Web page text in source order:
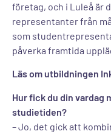
företag, och i Luleå är
representanter från
som
påverka framtida
Läs om utbildningen
Hur fick du din vardag
studietiden?
– Jo, det gick att